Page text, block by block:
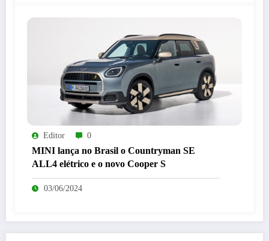
Editor 0
MINI lança no Brasil o Countryman SE
ALL4 elétrico e o novo Cooper S
03/06/2024